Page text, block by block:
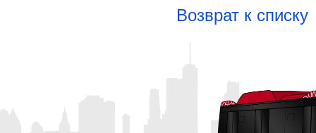
Возврат к списку